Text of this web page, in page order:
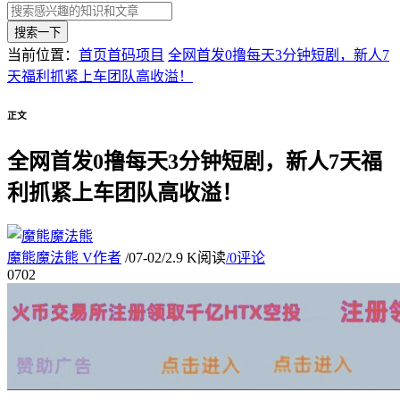
搜索一下
当前位置： 首页首码项目 全网首发0撸每天3分钟短剧，新人7
天福利抓紧上车团队高收溢！
正文
全网首发0撸每天3分钟短剧，新人7天福
利抓紧上车团队高收溢！
魔熊魔法熊 V作者 /07-02/2.9 K阅读/0评论
0702